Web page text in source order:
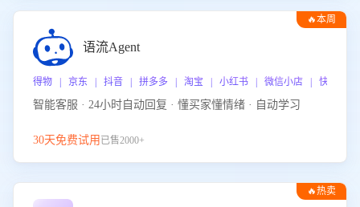
🔥本周
语流Agent
得物 | 京东 | 抖音 | 拼多多 | 淘宝 | 小红书 | 微信小店 | 快手 |
智能客服 · 24小时自动回复 · 懂买家懂情绪 · 自动学习
30天免费试用 已售2000+
🔥热卖